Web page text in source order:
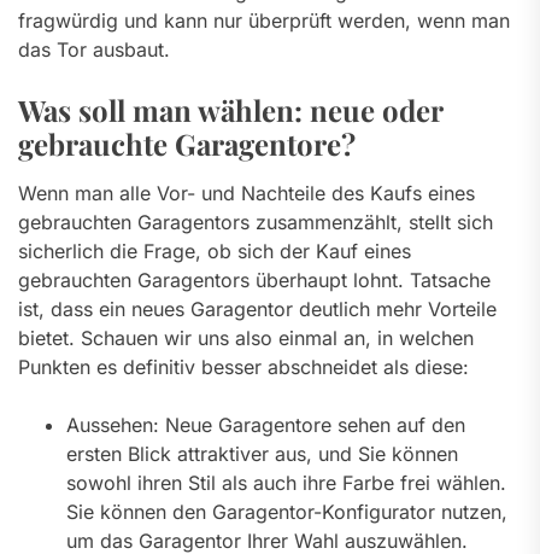
fragwürdig und kann nur überprüft werden, wenn man
das Tor ausbaut.
Was soll man wählen: neue oder
gebrauchte Garagentore?
Wenn man alle Vor- und Nachteile des Kaufs eines
gebrauchten Garagentors zusammenzählt, stellt sich
sicherlich die Frage, ob sich der Kauf eines
gebrauchten Garagentors überhaupt lohnt. Tatsache
ist, dass ein neues Garagentor deutlich mehr Vorteile
bietet. Schauen wir uns also einmal an, in welchen
Punkten es definitiv besser abschneidet als diese:
Aussehen: Neue Garagentore sehen auf den
ersten Blick attraktiver aus, und Sie können
sowohl ihren Stil als auch ihre Farbe frei wählen.
Sie können den Garagentor-Konfigurator nutzen,
um das Garagentor Ihrer Wahl auszuwählen.